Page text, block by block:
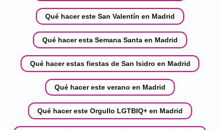
Qué hacer este San Valentín en Madrid
Qué hacer esta Semana Santa en Madrid
Qué hacer estas fiestas de San Isidro en Madrid
Qué hacer este verano en Madrid
Qué hacer este Orgullo LGTBIQ+ en Madrid